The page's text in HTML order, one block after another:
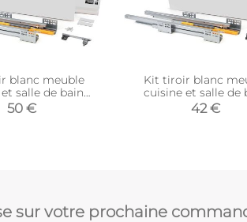
blanc meuble
salle de bain
tiroir de 50 x
50 €
Kit tiroir blanc
cuisine et salle de
Concept (Pour tiroir
42 €
sur votre prochaine